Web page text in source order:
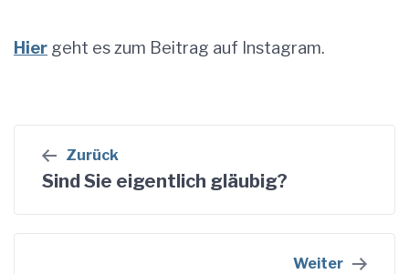
Hier geht es zum Beitrag auf Instagram.
Zurück
Sind Sie eigentlich gläubig?
Weiter